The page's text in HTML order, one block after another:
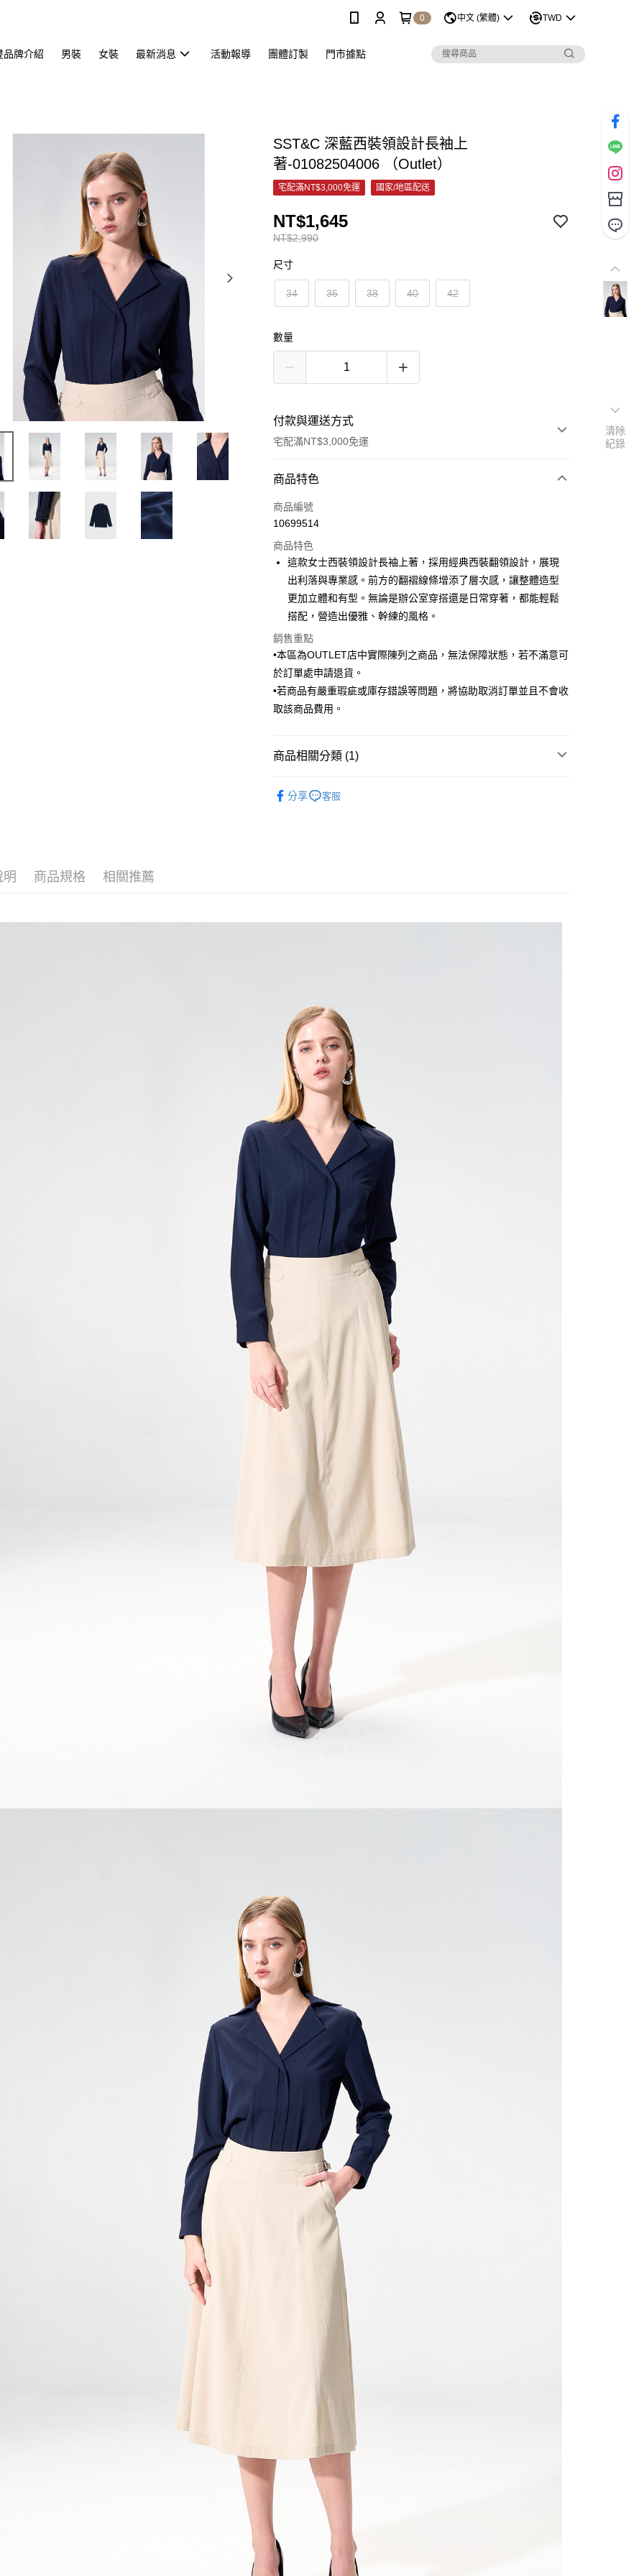
0 中文 (繁體) TWD
品牌介紹 男裝 女裝 最新消息 活動報導 團體訂製 門市據點
SST&C 深藍西裝領設計長袖上
著-01082504006 （Outlet）
宅配滿NT$3,000免運 國家/地區配送
NT$2,990
NT$1,645
尺寸
34 36 38 40 42
數量
付款與運送方式
宅配滿NT$3,000免運
付款方式
信用卡一次付款
3 期 0 利率 每期 NT$548 21家銀行
合作金庫商業銀行
第一商業銀行
華南商業銀行
彰化商業銀行
國泰世華商業銀行
臺灣中小企業銀行
匯豐（台灣）商業銀行
華泰商業銀行
聯邦商業銀行
玉山商業銀行
星展（台灣）商業銀行
台新國際商業銀行
6 期 0 利率 每期NT$274 21家銀行
合作金庫商業銀行
第一商業銀行
華南商業銀行
彰化商業銀行
國泰世華商業銀行
臺灣中小企業銀行
台中商業銀行
匯豐（台灣）商業銀行
聯邦商業銀行
遠東國際商業銀行
元大商業銀行
台灣樂天信用卡公司
LINE Pay
街口支付
Google Pay
商品特色
商品編號
10699514
商品特色
這款女士西裝領設計長袖上著，採用經典西裝翻領設計，展現
出利落與專業感。前方的翻褶線條增添了層次感，讓整體造型
更加立體和有型。無論是辦公室穿搭還是日常穿著，都能輕鬆
搭配，營造出優雅、幹練的風格。
銷售重點
•本區為OUTLET店中實際陳列之商品，無法保障狀態，若不滿意可
於訂單處申請退貨。
•若商品有嚴重瑕疵或庫存錯誤等問題，將協助取消訂單並且不會收
取該商品費用。
商品相關分類 (1)
分享
客服
明 商品規格 相關推薦
清除
紀錄